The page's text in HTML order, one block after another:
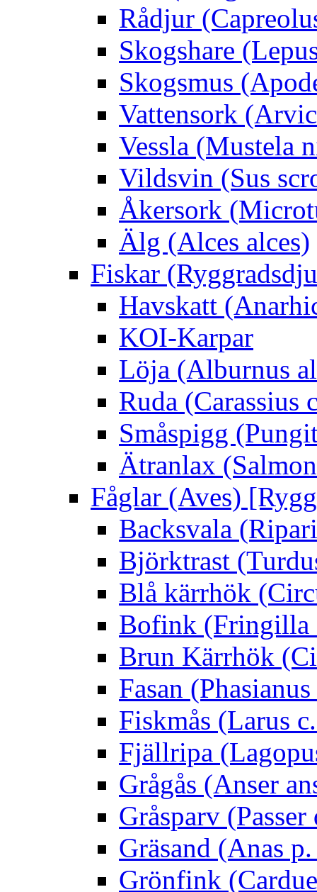
Rådjur
Skogshare
Skogsmus
Vattensork
Vessla (Mustela
Vildsvin (Sus
Åkersork
Älg (Alces alces)
Fiskar
Havskatt
KOI-Karpar
Löja (Alburnus
Ruda (Carassius
Småspigg
Ätranlax
Fåglar (Aves)
Backsvala
Björktrast
Blå kärrhök
Bofink (Fringilla
Brun Kärrhök
Fasan
Fiskmås (Larus
Fjällripa
Grågås (Anser
Gråsparv
Gräsand (Anas
Grönfink